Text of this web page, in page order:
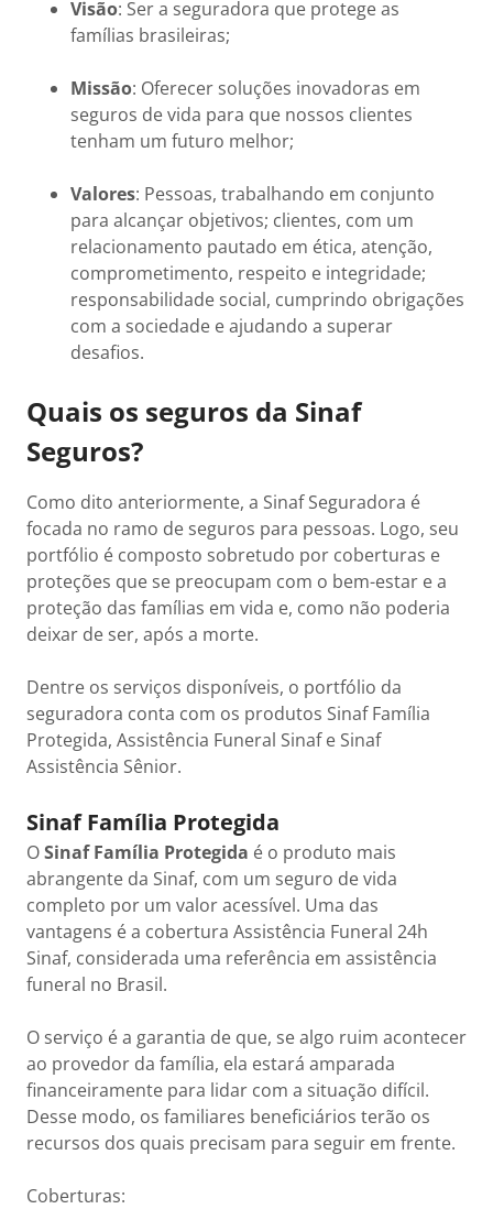
Visão: Ser a seguradora que protege as
famílias brasileiras;
Missão: Oferecer soluções inovadoras em
seguros de vida para que nossos clientes
tenham um futuro melhor;
Valores: Pessoas, trabalhando em conjunto
para alcançar objetivos; clientes, com um
relacionamento pautado em ética, atenção,
comprometimento, respeito e integridade;
responsabilidade social, cumprindo obrigações
com a sociedade e ajudando a superar
desafios.
Quais os seguros da Sinaf
Seguros?
Como dito anteriormente, a Sinaf Seguradora é
focada no ramo de seguros para pessoas. Logo, seu
portfólio é composto sobretudo por coberturas e
proteções que se preocupam com o bem-estar e a
proteção das famílias em vida e, como não poderia
deixar de ser, após a morte.
Dentre os serviços disponíveis, o portfólio da
seguradora conta com os produtos Sinaf Família
Protegida, Assistência Funeral Sinaf e Sinaf
Assistência Sênior.
Sinaf Família Protegida
OSinaf Família Protegida é o produto mais
abrangente da Sinaf, com um seguro de vida
completo por um valor acessível. Uma das
vantagens é a cobertura Assistência Funeral 24h
Sinaf, considerada uma referência em assistência
funeral no Brasil.
O serviço é a garantia de que, se algo ruim acontecer
ao provedor da família, ela estará amparada
financeiramente para lidar com a situação difícil.
Desse modo, os familiares beneficiários terão os
recursos dos quais precisam para seguir em frente.
Coberturas: